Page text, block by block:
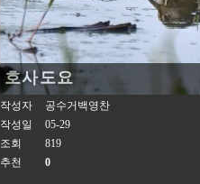
호사도요
작성자
공수거백영찬
작성일
05-29
조회
819
추천
0